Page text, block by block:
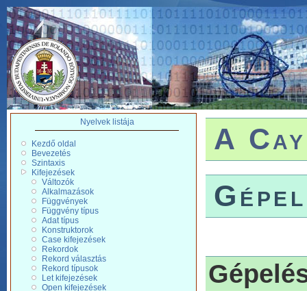
Nyelvek listája
Kezdő oldal
Bevezetés
Szintaxis
Kifejezések
Változók
Alkalmazások
Függvények
Függvény típus
Adat típus
Konstruktorok
Case kifejezések
Rekordok
Rekord választás
Rekord típusok
Let kifejezések
Open kifejezések
A